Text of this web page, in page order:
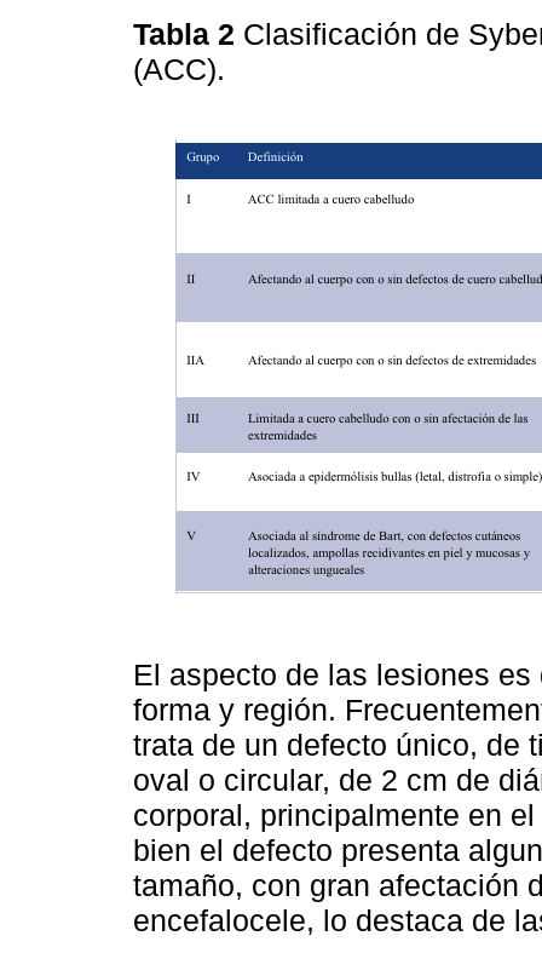
Tabla 2 Clasificación de
(ACC).
El aspecto de las lesiones
forma y región.
trata de un defecto único, de
oval o circular, de 2 cm de
corporal, principalmente en
bien el defecto presenta
tamaño, con gran afectación
encefalocele, lo destaca de